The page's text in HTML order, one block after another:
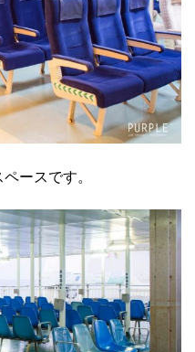
ースです。